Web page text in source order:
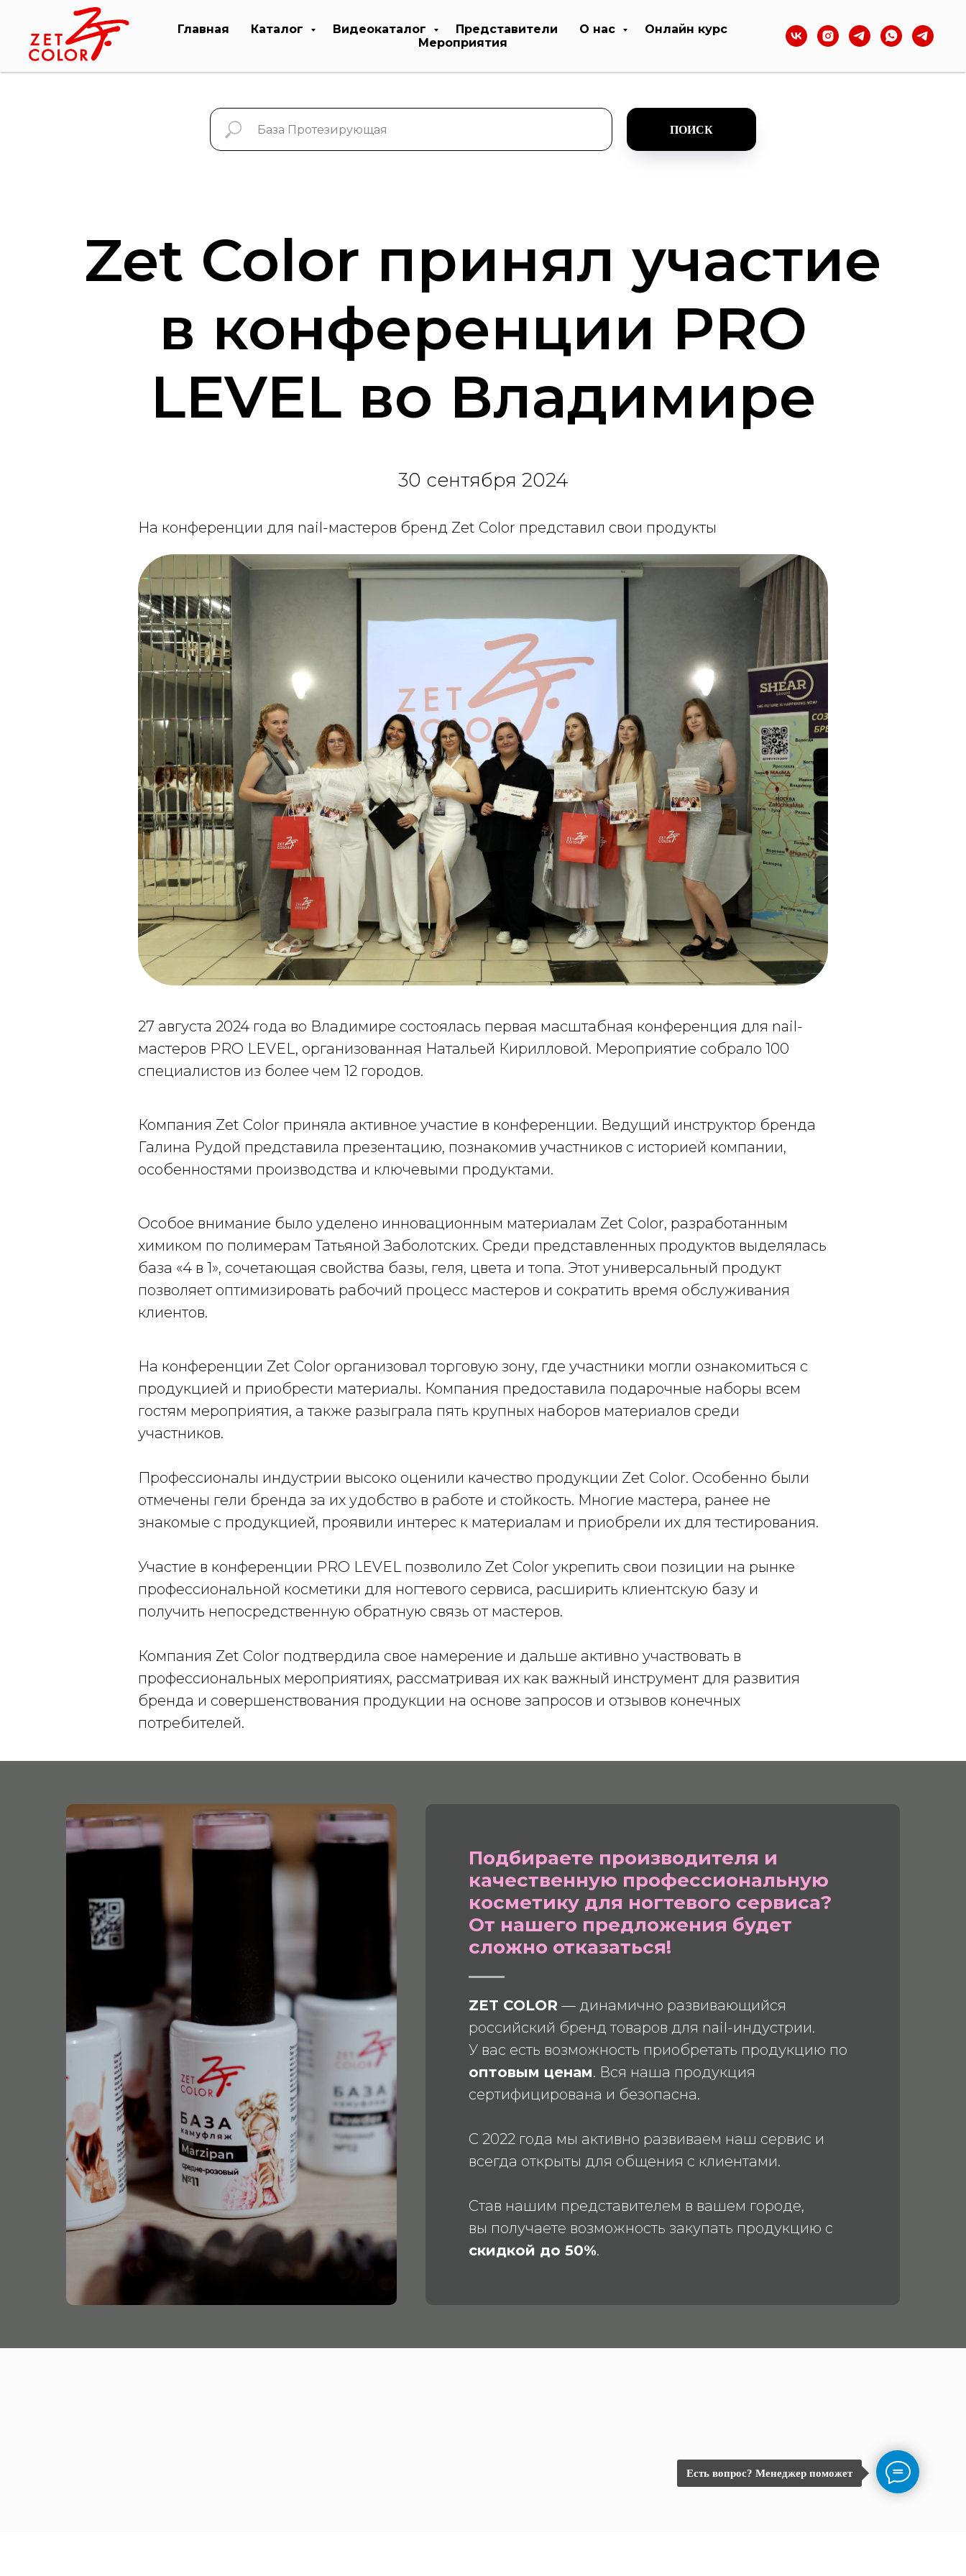
Главная Каталог Видеокаталог Представители О нас
Онлайн курс
Мероприятия
Есть вопрос? Менеджер поможет
ПОИСК
Zet Color принял участие
в конференции PRO
LEVEL во Владимире
30 сентября 2024
На конференции для nail-мастеров бренд Zet Color представил свои продукты
27 августа 2024 года во Владимире состоялась первая масштабная конференция для nail-
мастеров PRO LEVEL, организованная Натальей Кирилловой. Мероприятие собрало 100
специалистов из более чем 12 городов.
Компания Zet Color приняла активное участие в конференции. Ведущий инструктор бренда
Галина Рудой представила презентацию, познакомив участников с историей компании,
особенностями производства и ключевыми продуктами.
Особое внимание было уделено инновационным материалам Zet Color, разработанным
химиком по полимерам Татьяной Заболотских. Среди представленных продуктов выделялась
база «4 в 1», сочетающая свойства базы, геля, цвета и топа. Этот универсальный продукт
позволяет оптимизировать рабочий процесс мастеров и сократить время обслуживания
клиентов.
На конференции Zet Color организовал торговую зону, где участники могли ознакомиться с
продукцией и приобрести материалы. Компания предоставила подарочные наборы всем
гостям мероприятия, а также разыграла пять крупных наборов материалов среди
участников.
Профессионалы индустрии высоко оценили качество продукции Zet Color. Особенно были
отмечены гели бренда за их удобство в работе и стойкость. Многие мастера, ранее не
знакомые с продукцией, проявили интерес к материалам и приобрели их для тестирования.
Участие в конференции PRO LEVEL позволило Zet Color укрепить свои позиции на рынке
профессиональной косметики для ногтевого сервиса, расширить клиентскую базу и
получить непосредственную обратную связь от мастеров.
Компания Zet Color подтвердила свое намерение и дальше активно участвовать в
профессиональных мероприятиях, рассматривая их как важный инструмент для развития
бренда и совершенствования продукции на основе запросов и отзывов конечных
потребителей.
Подбираете производителя и
качественную профессиональную
косметику для ногтевого сервиса?
От нашего предложения будет
сложно отказаться!
ZET COLOR — динамично развивающийся
российский бренд товаров для nail-индустрии.
У вас есть возможность приобретать продукцию по
оптовым ценам. Вся наша продукция
сертифицирована и безопасна.
С 2022 года мы активно развиваем наш сервис и
всегда открыты для общения с клиентами.
Став нашим представителем в вашем городе,
вы получаете возможность закупать продукцию с
скидкой до 50%.